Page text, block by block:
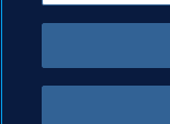
GÉRER VOS
Copyright © 1994 - 2026